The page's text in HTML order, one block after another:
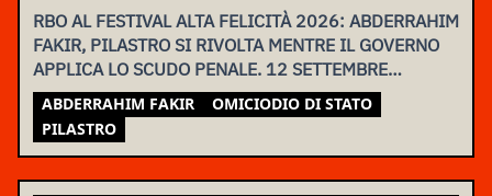
RBO AL FESTIVAL ALTA FELICITÀ 2026: ABDERRAHIM
FAKIR, PILASTRO SI RIVOLTA MENTRE IL GOVERNO
APPLICA LO SCUDO PENALE. 12 SETTEMBRE
ASSEMBLEA NAZIONALE
ABDERRAHIM FAKIR
OMICIODIO DI STATO
PILASTRO